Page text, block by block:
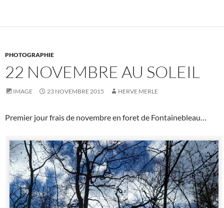
PHOTOGRAPHIE
22 NOVEMBRE AU SOLEIL
IMAGE 23 NOVEMBRE 2015 HERVE MERLE
Premier jour frais de novembre en foret de Fontainebleau…